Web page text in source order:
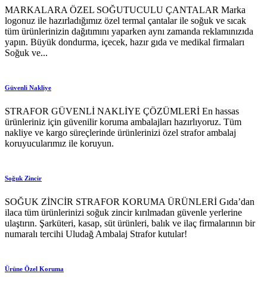
MARKALARA ÖZEL SOĞUTUCULU ÇANTALAR Marka
logonuz ile hazırladığımız özel termal çantalar ile soğuk ve sıcak
tüm ürünlerinizin dağıtımını yaparken aynı zamanda reklamınızıda
yapın. Büyük dondurma, içecek, hazır gıda ve medikal firmaları
Soğuk ve...
Güvenli Nakliye
STRAFOR GÜVENLİ NAKLİYE ÇÖZÜMLERİ En hassas
ürünleriniz için güvenilir koruma ambalajları hazırlıyoruz. Tüm
nakliye ve kargo süreçlerinde ürünlerinizi özel strafor ambalaj
koruyucularımız ile koruyun.
Soğuk Zincir
SOĞUK ZİNCİR STRAFOR KORUMA ÜRÜNLERİ Gıda’dan
ilaca tüm ürünlerinizi soğuk zincir kırılmadan güvenle yerlerine
ulaştırın. Şarküteri, kasap, süt ürünleri, balık ve ilaç firmalarının bir
numaralı tercihi Uludağ Ambalaj Strafor kutular!
Ürüne Özel Koruma